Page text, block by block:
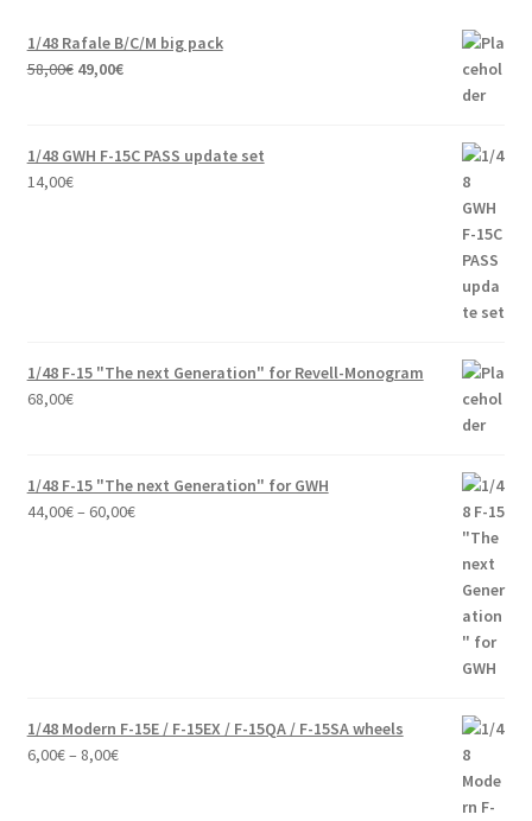
1/48 Rafale B/C/M big pack
58,00€ Original
58,00€.
49,00€Current
49,00€.
1/48 GWH F-15C PASS update set
14,00€
1/48 F-15 "The next Generation" for Revell-Monogram
68,00€
1/48 F-15 "The next Generation" for GWH
44,00€– 60,00€Price
1/48 Modern F-15E / F-15EX / F-15QA / F-15SA wheels
6,00€– 8,00€Price